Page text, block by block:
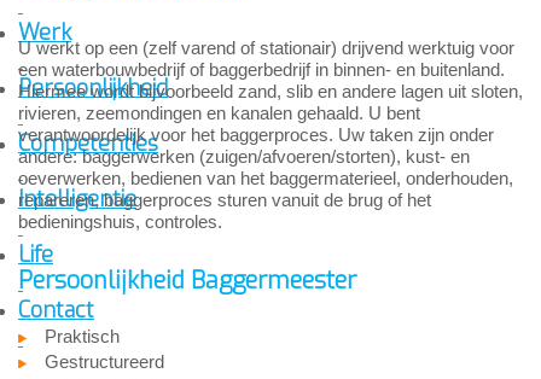
Werk
Persoonlijkheid
Competenties
Intelligentie
Life
Contact
U werkt op een (zelf varend of stationair) drijvend werktuig voor
een waterbouwbedrijf of baggerbedrijf in binnen- en buitenland.
Hiermee wordt bijvoorbeeld zand, slib en andere lagen uit sloten,
rivieren, zeemondingen en kanalen gehaald. U bent
verantwoordelijk voor het baggerproces. Uw taken zijn onder
andere: baggerwerken (zuigen/afvoeren/storten), kust- en
oeverwerken, bedienen van het baggermaterieel, onderhouden,
repareren, baggerproces sturen vanuit de brug of het
bedieningshuis, controles.
Persoonlijkheid Baggermeester
Praktisch
Gestructureerd